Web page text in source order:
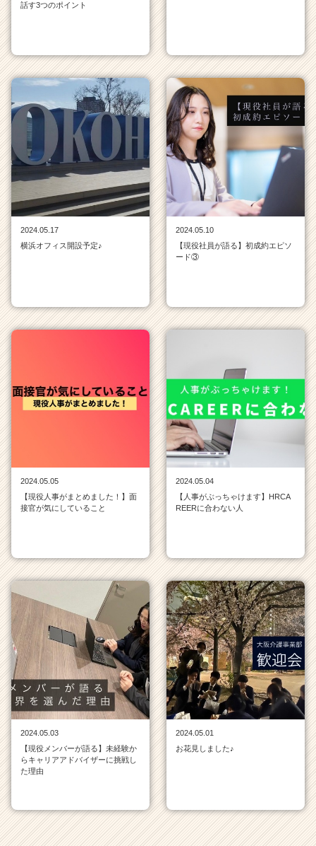
話す3つのポイント
2024.05.17
横浜オフィス開設予定♪
2024.05.10
【現役社員が語る】初成約エピソ
ード③
2024.05.05
【現役人事がまとめました！】面
接官が気にしていること
2024.05.04
【人事がぶっちゃけます】HRCA
REERに合わない人
2024.05.03
【現役メンバーが語る】未経験か
らキャリアアドバイザーに挑戦し
た理由
2024.05.01
お花見しました♪